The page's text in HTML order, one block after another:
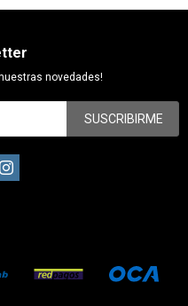
novedades!
SUSCRIBIRME
